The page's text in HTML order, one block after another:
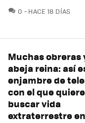
0 COMENTARIOS
HACE 18 DÍAS
Muchas obreras
abeja reina: así
enjambre de
con el que
buscar vida
extraterrestre